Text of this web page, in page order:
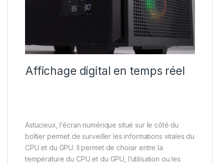
Affichage digital en temps réel
Astucieux, l’écran numérique situé sur le côté du
boîtier permet de surveiller les informations vitales du
CPU et du GPU. Il permet de choisir entre la
température du CPU et du GPU, l’utilisation ou les